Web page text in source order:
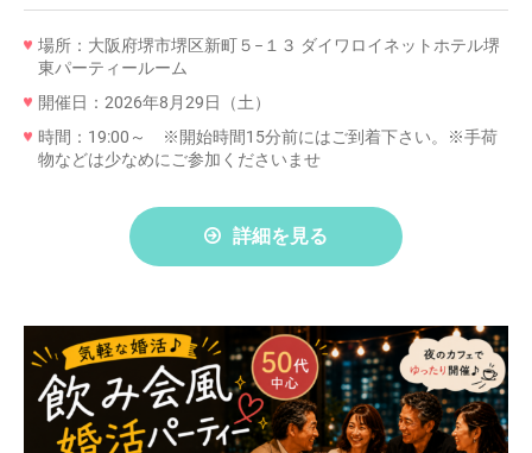
場所：大阪府堺市堺区新町５−１３ ダイワロイネットホテル堺
東パーティールーム
開催日：2026年8月29日（土）
時間：19:00～ ※開始時間15分前にはご到着下さい。※手荷
物などは少なめにご参加くださいませ
詳細を見る